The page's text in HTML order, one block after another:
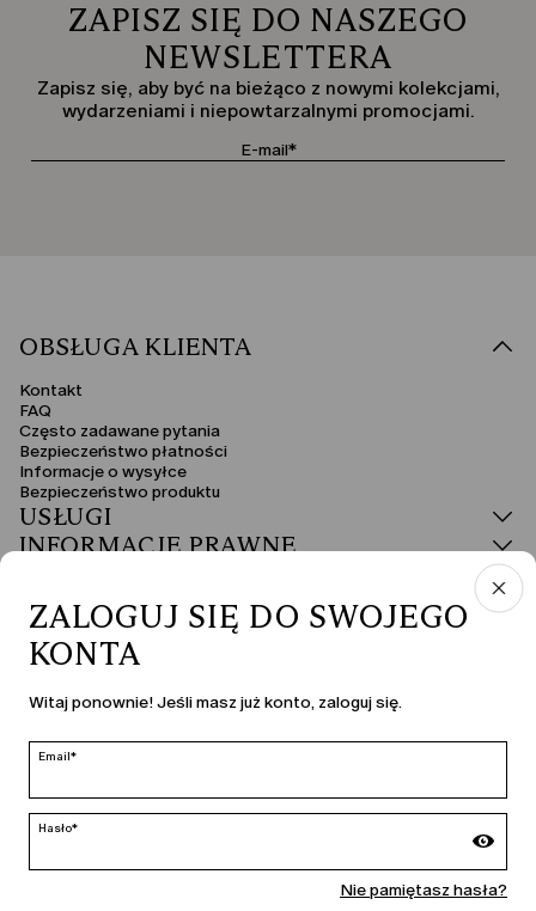
ZAPISZ SIĘ DO NASZEGO
NEWSLETTERA
Zapisz się, aby być na bieżąco z nowymi kolekcjami,
wydarzeniami i niepowtarzalnymi promocjami.
OBSŁUGA KLIENTA
Kontakt
FAQ
Często zadawane pytania
Bezpieczeństwo płatności
Informacje o wysyłce
Bezpieczeństwo produktu
USŁUGI
INFORMACJE PRAWNE
edycja
ZALOGUJ SIĘ DO SWOJEGO
KONTA
Witaj ponownie! Jeśli masz już konto, zaloguj się.
Email*
Hasło*
Nie pamiętasz hasła?